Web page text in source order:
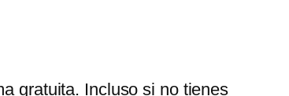
gratuita. Incluso si no tienes